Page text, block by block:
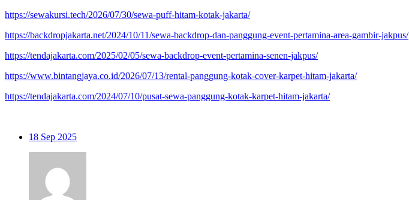
https://sewakursi.tech/2026/07/30/sewa-puff-hitam-kotak-jakarta/
https://backdropjakarta.net/2024/10/11/sewa-backdrop-dan-panggung-event-pertamina-area-gambir-jakpus/
https://tendajakarta.com/2025/02/05/sewa-backdrop-event-pertamina-senen-jakpus/
https://www.bintangjaya.co.id/2026/07/13/rental-panggung-kotak-cover-karpet-hitam-jakarta/
https://tendajakarta.com/2024/07/10/pusat-sewa-panggung-kotak-karpet-hitam-jakarta/
18 Sep 2025